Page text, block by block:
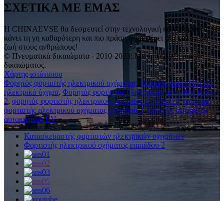
ΣΧΕΤΙΚΑ ΜΕ ΕΜΑΣ
Η CHINAEVSE θα δεσμευτεί στην τεχνολογική καινοτομία για να
κάνει τη γη καθαρότερη και πιο πράσινη, να φέρει μια καλύτερη
ζωή στους ανθρώπους!
© Πνευματικά δικαιώματα - 2010-2023: Με επιφύλαξη παντός
δικαιώματος.
Χάρτης ιστότοπου
Φορητός φορτιστής ηλεκτρικού οχήματος, φορητός φορτιστής για
ηλεκτρικό όχημα, Φορητός φορτιστής ηλεκτρικού ρεύματος τύπου
2, φορητός φορτιστής ηλεκτρικού ρεύματος επιπέδου 2,φορητός
φορτιστής ηλεκτρικού οχήματος επιπέδου 2,φορητός φορτιστής
αυτοκινήτου EV,
Κατασκευαστής φορτιστών ηλεκτρικών οχημάτων
Φορτιστής ηλεκτρικού οχήματος επιπέδου 2